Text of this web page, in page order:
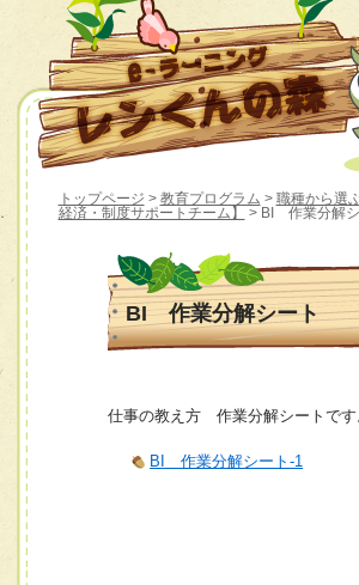
トップページ > 教育プログラム > 職種から選
経済・制度サポートチーム】
> BI 作業分解シ
BI 作業分解シート
仕事の教え方 作業分解シートです
BI 作業分解シート-1